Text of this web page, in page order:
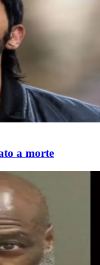
a morte